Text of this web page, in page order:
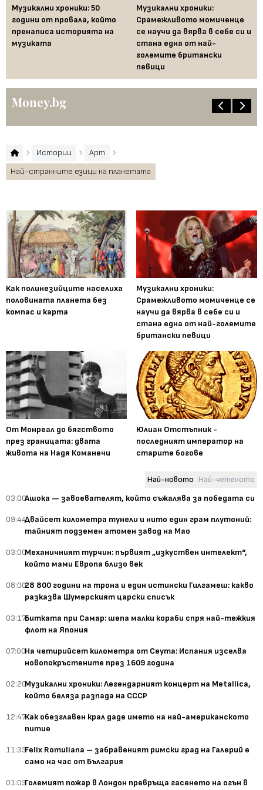
Музикални хроники: 50
години от провала, който
пренаписа историята на
музиката
Музикални хроники:
Срамежливото момиченце
се научи да вярва в себе си и
стана една от най-
големите британски
певици
Money.bg
Истории
Арт
Най-странните езици на планетата
Как полинезийците населиха
половината планета без
компас и карта
Музикални хроники:
Срамежливото момиченце се
научи да вярва в себе си и
стана една от най-големите
британски певици
От Монреал до бягството
през границата: двата
живота на Надя Команечи
Юлиан Отстъпник -
последният император на
старите богове
Най-новото Най-четеното
03:00Ашока — завоевателят, който съжалява за победата си
09:44Двайсет километра тунели и нито един грам плутоний:
тайният подземен атомен завод на Мао
03:00Механичният турчин: първият „изкуствен интелект“,
който мами Европа близо век
08:0028 800 години на трона и един истински Гилгамеш: какво
разказва Шумерският царски списък
03:17Битката при Самар: шепа малки кораби спря най-тежкия
флот на Япония
07:00На четирийсет километра от Сеута: Испания изселва
новопокръстените през 1609 година
02:20Музикални хроники: Легендарният концерт на Metallica,
който беляза разпада на СССР
12:47Как обезглавен крал даде името на най-американското
питие
11:33Felix Romuliana – забравеният римски град на Галерий е
само на час от България
01:03Големият пожар в Лондон превръща гасенето на огън в